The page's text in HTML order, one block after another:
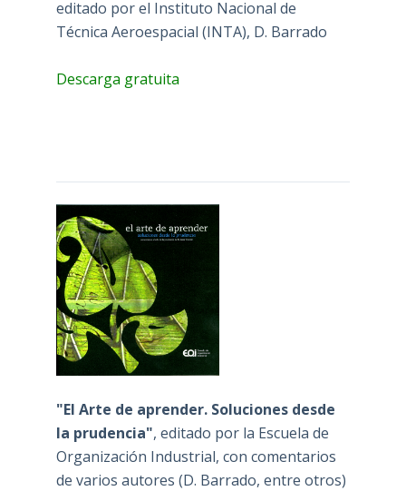
editado por el Instituto Nacional de
Técnica Aeroespacial (INTA), D. Barrado
Descarga gratuita
"El Arte de aprender. Soluciones desde
la prudencia", editado por la Escuela de
Organización Industrial, con comentarios
de varios autores (D. Barrado, entre otros)